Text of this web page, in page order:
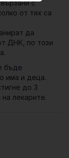
с
от тях са
да
ДНК, по този
бъде
има и деца.
до 3
лекарите.